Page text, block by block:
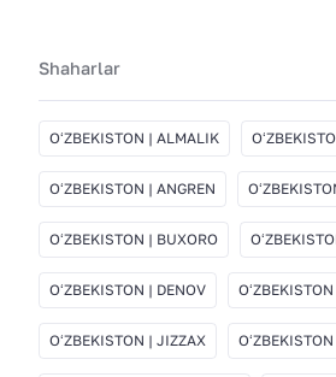
Shaharlar
OʻZBEKISTON | ALMALIK
OʻZBEKISTON | ANGREN
OʻZBEKISTON | BUXORO
OʻZBEKISTON | DENOV
OʻZBEKISTON | JIZZAX